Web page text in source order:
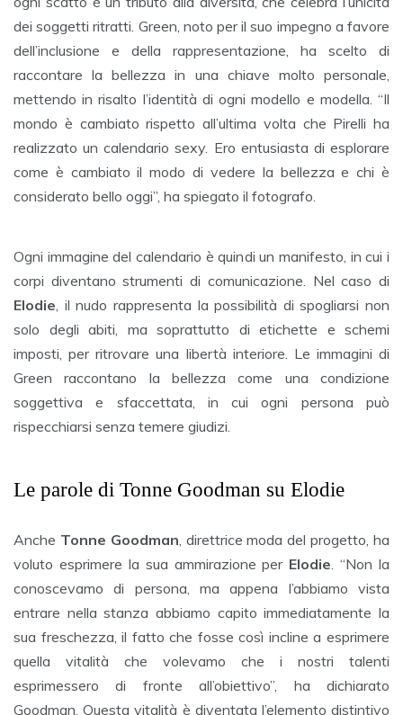
dei soggetti ritratti. Green, noto per il suo impegno a favore
dell’inclusione e della rappresentazione, ha scelto di
raccontare la bellezza in una chiave molto personale,
mettendo in risalto l’identità di ogni modello e modella. “Il
mondo è cambiato rispetto all’ultima volta che Pirelli ha
realizzato un calendario sexy. Ero entusiasta di esplorare
come è cambiato il modo di vedere la bellezza e chi è
considerato bello oggi”, ha spiegato il fotografo.
Ogni immagine del calendario è quindi un manifesto, in cui i
corpi diventano strumenti di comunicazione. Nel caso di
Elodie, il nudo rappresenta la possibilità di spogliarsi non
solo degli abiti, ma soprattutto di etichette e schemi
imposti, per ritrovare una libertà interiore. Le immagini di
Green raccontano la bellezza come una condizione
soggettiva e sfaccettata, in cui ogni persona può
rispecchiarsi senza temere giudizi.
Le parole di Tonne Goodman su Elodie
Anche Tonne Goodman, direttrice moda del progetto, ha
voluto esprimere la sua ammirazione per Elodie. “Non la
conoscevamo di persona, ma appena l’abbiamo vista
entrare nella stanza abbiamo capito immediatamente la
sua freschezza, il fatto che fosse così incline a esprimere
quella vitalità che volevamo che i nostri talenti
esprimessero di fronte all’obiettivo”, ha dichiarato
Goodman. Questa vitalità è diventata l’elemento distintivo